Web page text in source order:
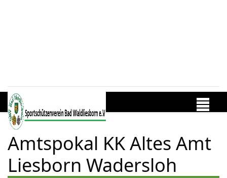
Amtspokal KK Altes Amt
Liesborn Wadersloh